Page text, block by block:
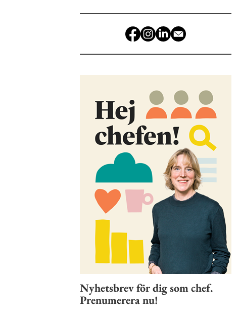
Nyhetsbrev för dig som chef.
Prenumerera nu!